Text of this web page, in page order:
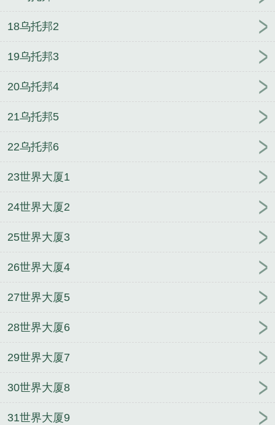
18乌托邦2
19乌托邦3
20乌托邦4
21乌托邦5
22乌托邦6
23世界大厦1
24世界大厦2
25世界大厦3
26世界大厦4
27世界大厦5
28世界大厦6
29世界大厦7
30世界大厦8
31世界大厦9